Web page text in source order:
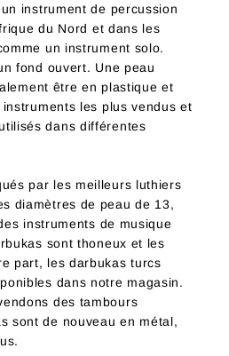
instrument de percussion
du Nord et dans les
un instrument solo.
fond ouvert. Une peau
être en plastique et
les plus vendus et
dans différentes
par les meilleurs luthiers
diamètres de peau de 13,
instruments de musique
sont thoneux et les
part, les darbukas turcs
dans notre magasin.
des tambours
sont de nouveau en métal,